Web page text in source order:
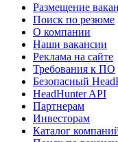
Размещение
Поиск по резюме
О компании
Наши вакансии
Реклама на сайте
Требования к ПО
Безопасный
HeadHunter API
Партнерам
Инвесторам
Каталог